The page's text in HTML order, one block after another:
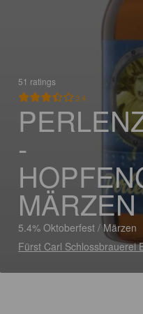
51 ratings
3.4
-
MÄRZEN
5.4% Oktoberfest / Märzen
Fürst Carl Schlossbrauerei